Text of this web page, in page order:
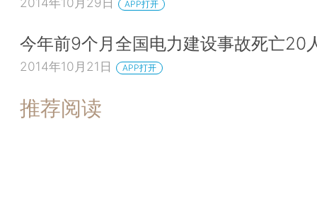
APP打开
今年前9个月全国电力建设事故死亡20
2014年10月21日 APP打开
推荐阅读